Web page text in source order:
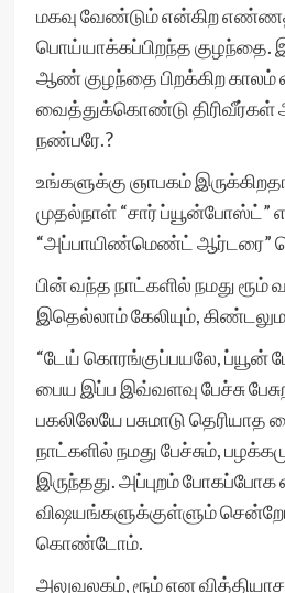
மகவு வேண்டும் என்கிற
பொய்யாக்கப்பிறந்த குழந்தை.
ஆண் குழந்தை பிறக்கிற காலம்
வைத்துக்கொண்டு திரிவீர்கள்
நண்பரே.?
உங்களுக்கு ஞாபகம்
முதல்நாள் “சார் ப்யூன்போஸ்ட்”
“அப்பாயிண்மெண்ட் ஆர்டரை”
பின் வந்த நாட்களில் நமது ரூம்
இதெல்லாம் கேலியும்,
“டேய் கொரங்குப்பயலே, ப்யூன்
பைய இப்ப இவ்வளவு பேச்சு
பகலிலேயே பசுமாடு
நாட்களில் நமது பேச்சும்,
இருந்தது. அப்புறம் போகப்போக
விஷயங்களுக்குள்ளும்
கொண்டோம்.
அலுவலகம், ரூம் என